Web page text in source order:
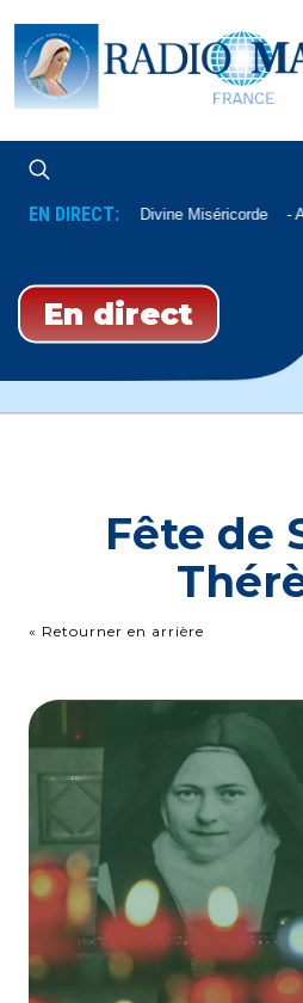
EN DIRECT:
Chapelet De La Divine Miséricorde
En direct
Fête de
« Retourner en arrière